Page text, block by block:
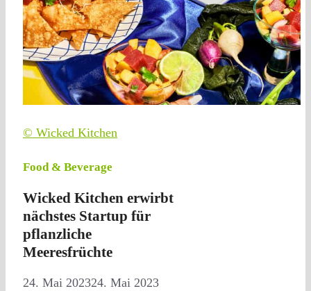
© Wicked Kitchen
Food & Beverage
Wicked Kitchen erwirbt
nächstes Startup für
pflanzliche
Meeresfrüchte
24. Mai 202324. Mai 2023